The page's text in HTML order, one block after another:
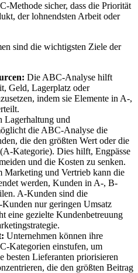
Methode sicher, dass die Priorität
der lohnendsten Arbeit oder
sind die wichtigsten Ziele der
Die ABC-Analyse hilft
Geld, Lagerplatz oder
indem sie Elemente in A-,
Lagerhaltung und
die ABC-Analyse die
die den größten Wert oder die
Kategorie). Dies hilft, Engpässe
und die Kosten zu senken.
Marketing und Vertrieb kann die
werden, Kunden in A-, B-
A-Kunden sind die
nur geringen Umsatz
eine gezielte Kundenbetreuung
Unternehmen können ihre
Kategorien einstufen, um
besten Lieferanten priorisieren
die den größten Beitrag